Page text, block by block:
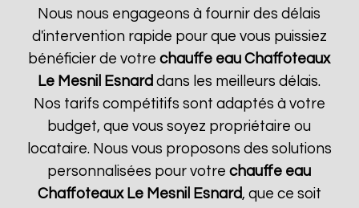
Nous nous engageons à fournir des délais
d'intervention rapide pour que vous puissiez
bénéficier de votrechauffe eau Chaffoteaux
Le Mesnil Esnard dans les meilleurs délais.
Nos tarifs compétitifs sont adaptés à votre
budget, que vous soyez propriétaire ou
locataire. Nous vous proposons des solutions
personnalisées pour votrechauffe eau
Chaffoteaux Le Mesnil Esnard, que ce soit